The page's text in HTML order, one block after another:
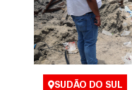
SUDÃO DO SUL